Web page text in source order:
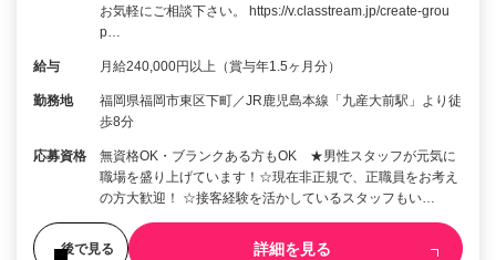
お気軽にご相談下さい。 https://v.classtream.jp/create-grou
p…
給与 月給240,000円以上（賞与年1.5ヶ月分）
勤務地
福岡県福岡市東区下町／JR鹿児島本線「九産大前駅」より徒
歩8分
応募資格
無資格OK・ブランクある方もOK ★男性スタッフが元気に
職場を盛り上げています！☆現在非正規で、正職員をお考え
の方大歓迎！ ☆接客経験を活かしているスタッフもい…
後で見る 詳細を見る